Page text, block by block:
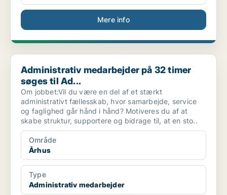
Mere info
Administrativ medarbejder på 32 timer søges til Ad...
Administrativ medarbejder på 32 timer
søges til Ad...
Om jobbet:Vil du være en del af et stærkt
administrativt fællesskab, hvor samarbejde, service
og faglighed går hånd i hånd? Motiveres du af at
skabe struktur, supportere og bidrage til, at en sto..
Område
Århus
Type
Administrativ medarbejder